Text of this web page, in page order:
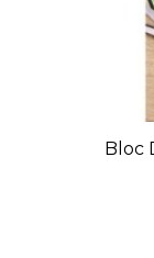
Bloc